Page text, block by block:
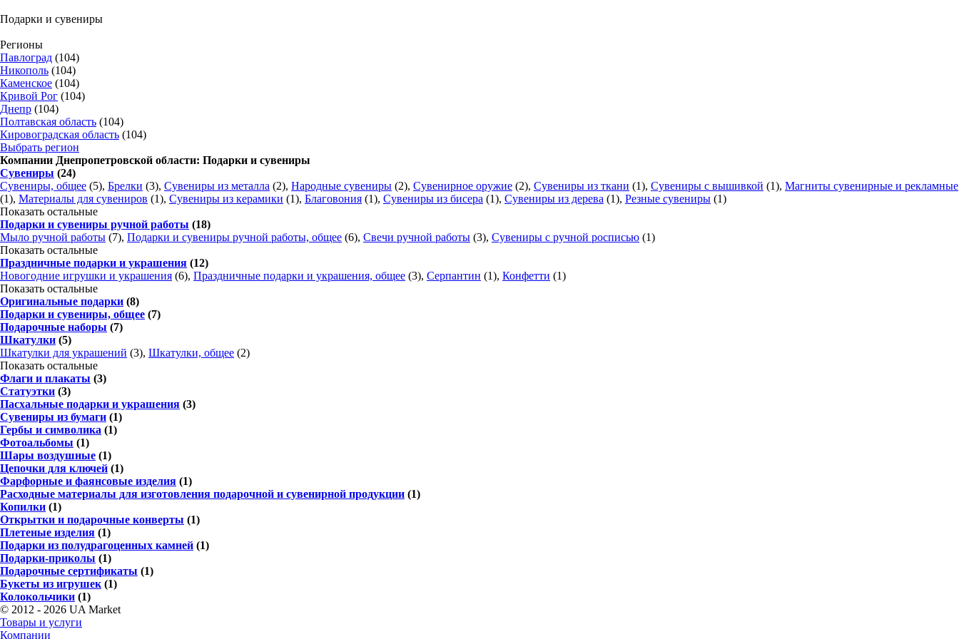
Подарки и сувениры
Регионы
Павлоград (104)
Никополь (104)
Каменское (104)
Кривой Рог (104)
Днепр (104)
Полтавская область (104)
Кировоградская область (104)
Выбрать регион
Компании Днепропетровской области: Подарки и сувениры
Сувениры (24)
Сувениры, общее (5), Брелки (3), Сувениры из металла (2), Народные сувениры (2), Сувенирное оружие (2), Сувениры из ткани (1), Сувениры с вышивкой (1), Магниты сувенирные и рекламные
(1), Материалы для сувениров (1), Сувениры из керамики (1), Благовония (1), Сувениры из бисера (1), Сувениры из дерева (1), Резные сувениры (1)
Показать остальные
Подарки и сувениры ручной работы (18)
Мыло ручной работы (7), Подарки и сувениры ручной работы, общее (6), Свечи ручной работы (3), Сувениры с ручной росписью (1)
Показать остальные
Праздничные подарки и украшения (12)
Новогодние игрушки и украшения (6), Праздничные подарки и украшения, общее (3), Серпантин (1), Конфетти (1)
Показать остальные
Оригинальные подарки (8)
Подарки и сувениры, общее (7)
Подарочные наборы (7)
Шкатулки (5)
Шкатулки для украшений (3), Шкатулки, общее (2)
Показать остальные
Флаги и плакаты (3)
Статуэтки (3)
Пасхальные подарки и украшения (3)
Сувениры из бумаги (1)
Гербы и символика (1)
Фотоальбомы (1)
Шары воздушные (1)
Цепочки для ключей (1)
Фарфорные и фаянсовые изделия (1)
Расходные материалы для изготовления подарочной и сувенирной продукции (1)
Копилки (1)
Открытки и подарочные конверты (1)
Плетеные изделия (1)
Подарки из полудрагоценных камней (1)
Подарки-приколы (1)
Подарочные сертификаты (1)
Букеты из игрушек (1)
Колокольчики (1)
© 2012 - 2026 UA Market
Товары и услуги
Компании